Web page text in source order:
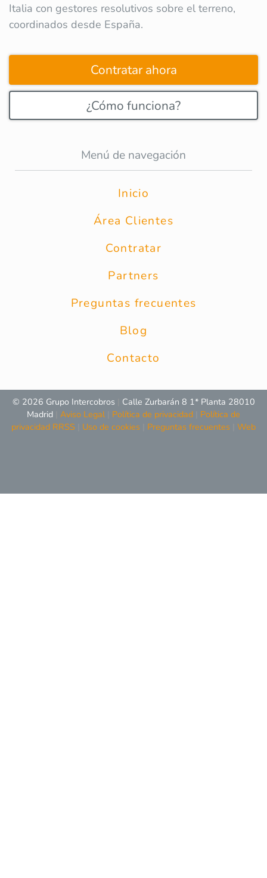
Italia con gestores resolutivos sobre el terreno,
coordinados desde España.
Contratar ahora
¿Cómo funciona?
Menú de navegación
Inicio
Área Clientes
Contratar
Partners
Preguntas frecuentes
Blog
Contacto
© 2026 Grupo Intercobros
Calle Zurbarán 8 1* Planta 28010
Madrid Aviso Legal Política de privacidad
Política de
privacidad RRSS
Uso de cookies Preguntas frecuentes Web